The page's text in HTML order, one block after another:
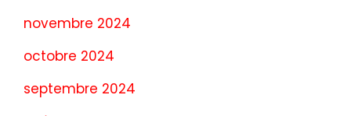
novembre 2024
octobre 2024
septembre 2024